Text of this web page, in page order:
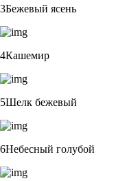
3Бежевый ясень
4Кашемир
5Шелк бежевый
6Небесный голубой